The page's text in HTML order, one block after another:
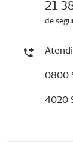
21
de
0800
4020